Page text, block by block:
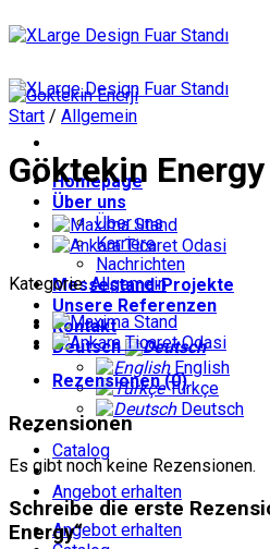
Inhalt
Homepage
Über uns
Über uns
Karriere
Nachrichten
Messestand-Projekte
Unsere Referenzen
Kontakt
Deutsch
English
Türkçe
Deutsch
Catalog
Angebot erhalten
Angebot erhalten
Start / Allgemein
Göktekin Energy
Kategorie:Allgemein
Rezensionen (0)
Rezensionen
Es gibt noch keine Rezensionen.
Schreibe die erste
Energy“